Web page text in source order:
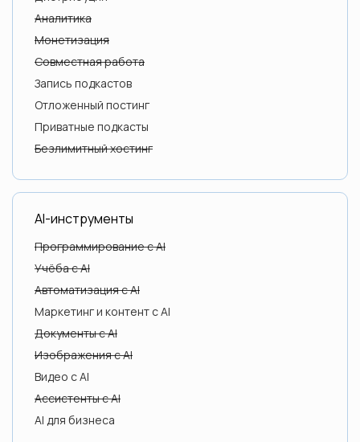
Аналитика
Монетизация
Совместная работа
Запись подкастов
Отложенный постинг
Приватные подкасты
Безлимитный хостинг
AI-инструменты
Программирование с AI
Учёба с AI
Автоматизация с AI
Маркетинг и контент с AI
Документы с AI
Изображения с AI
Видео с AI
Ассистенты с AI
AI для бизнеса